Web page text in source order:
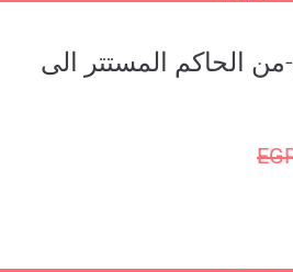
الحاكم المستتر الى